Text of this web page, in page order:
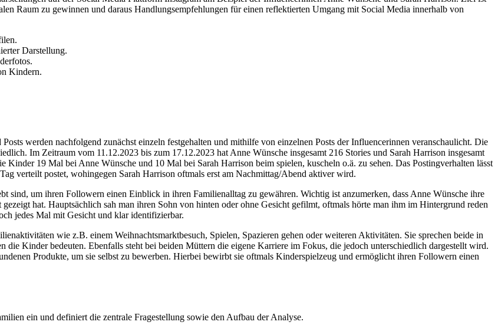
Raum zu gewinnen und daraus Handlungsempfehlungen für einen reflektierten Umgang mit Social Media innerhalb von
Darstellung.
Kindern.
werden nachfolgend zunächst einzeln festgehalten und mithilfe von einzelnen Posts der Influencerinnen veranschaulicht. Die
Im Zeitraum vom 11.12.2023 bis zum 17.12.2023 hat Anne Wünsche insgesamt 216 Stories und Sarah Harrison insgesamt
19 Mal bei Anne Wünsche und 10 Mal bei Sarah Harrison beim spielen, kuscheln o.ä. zu sehen. Das Postingverhalten lässt
verteilt postet, wohingegen Sarah Harrison oftmals erst am Nachmittag/Abend aktiver wird.
sind, um ihren Followern einen Einblick in ihren Familienalltag zu gewähren. Wichtig ist anzumerken, dass Anne Wünsche ihre
hat. Hauptsächlich sah man ihren Sohn von hinten oder ohne Gesicht gefilmt, oftmals hörte man ihm im Hintergrund reden
jedes Mal mit Gesicht und klar identifizierbar.
wie z.B. einem Weihnachtsmarktbesuch, Spielen, Spazieren gehen oder weiteren Aktivitäten. Sie sprechen beide in
Kinder bedeuten. Ebenfalls steht bei beiden Müttern die eigene Karriere im Fokus, die jedoch unterschiedlich dargestellt wird.
Produkte, um sie selbst zu bewerben. Hierbei bewirbt sie oftmals Kinderspielzeug und ermöglicht ihren Followern einen
ein und definiert die zentrale Fragestellung sowie den Aufbau der Analyse.